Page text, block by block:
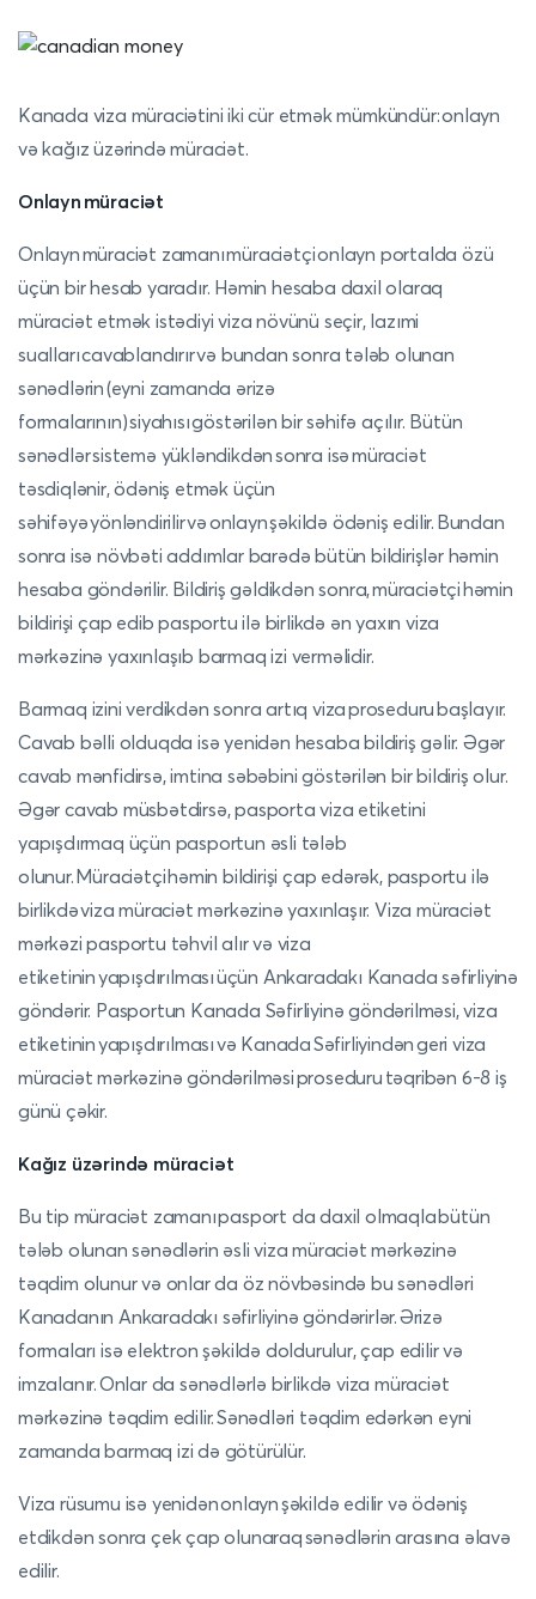
Kanada viza müraciətini iki cür etmək mümkündür: onlayn
və kağız üzərində müraciət.
Onlayn müraciət
Onlayn müraciət zamanı müraciətçi onlayn portalda özü
üçün bir hesab yaradır. Həmin hesaba daxil olaraq
müraciət etmək istədiyi viza növünü seçir, lazımi
sualları cavablandırır və bundan sonra tələb olunan
sənədlərin (eyni zamanda ərizə
formalarının) siyahısı göstərilən bir səhifə açılır. Bütün
sənədlər sistemə yükləndikdən sonra isə müraciət
təsdiqlənir, ödəniş etmək üçün
səhifəyə yönləndirilir və onlayn şəkildə ödəniş edilir. Bundan
sonra isə növbəti addımlar barədə bütün bildirişlər həmin
hesaba göndərilir. Bildiriş gəldikdən sonra, müraciətçi həmin
bildirişi çap edib pasportu ilə birlikdə ən yaxın viza
mərkəzinə yaxınlaşıb barmaq izi verməlidir.
Barmaq izini verdikdən sonra artıq viza proseduru başlayır.
Cavab bəlli olduqda isə yenidən hesaba bildiriş gəlir. Əgər
cavab mənfidirsə, imtina səbəbini göstərilən bir bildiriş olur.
Əgər cavab müsbətdirsə, pasporta viza etiketini
yapışdırmaq üçün pasportun əsli tələb
olunur. Müraciətçi həmin bildirişi çap edərək, pasportu ilə
birlikdə viza müraciət mərkəzinə yaxınlaşır. Viza müraciət
mərkəzi pasportu təhvil alır və viza
etiketinin yapışdırılması üçün Ankaradakı Kanada səfirliyinə
göndərir. Pasportun Kanada Səfirliyinə göndərilməsi, viza
etiketinin yapışdırılması və Kanada Səfirliyindən geri viza
müraciət mərkəzinə göndərilməsi proseduru təqribən 6-8 iş
günü çəkir.
Kağız üzərində müraciət
Bu tip müraciət zamanı pasport da daxil olmaqla bütün
tələb olunan sənədlərin əsli viza müraciət mərkəzinə
təqdim olunur və onlar da öz növbəsində bu sənədləri
Kanadanın Ankaradakı səfirliyinə göndərirlər. Ərizə
formaları isə elektron şəkildə doldurulur, çap edilir və
imzalanır. Onlar da sənədlərlə birlikdə viza müraciət
mərkəzinə təqdim edilir. Sənədləri təqdim edərkən eyni
zamanda barmaq izi də götürülür.
Viza rüsumu isə yenidən onlayn şəkildə edilir və ödəniş
etdikdən sonra çek çap olunaraq sənədlərin arasına əlavə
edilir.